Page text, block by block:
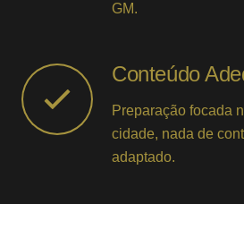
GM.
Conteúdo
Preparação focada
cidade, nada de
adaptado.